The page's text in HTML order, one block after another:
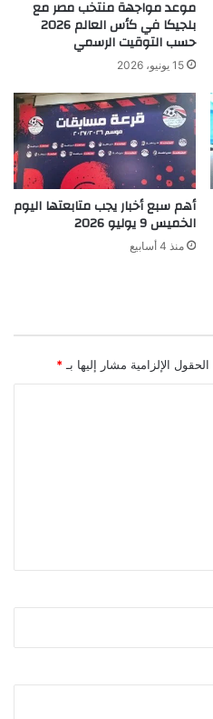
موعد مواجهة منتخب مصر مع
بلجيكا في كأس العالم 2026
حسب التوقيت الرسمي
15 يونيو، 2026
أهم سبع أخبار يجب متابعتها اليوم
الخميس 9 يوليو 2026
منذ 4 أسابيع
الحقول الإلزامية مشار إليها بـ *